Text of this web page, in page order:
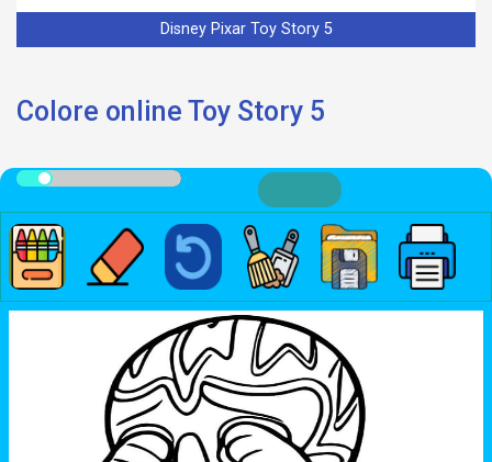
Disney Pixar Toy Story 5
Colore online Toy Story 5